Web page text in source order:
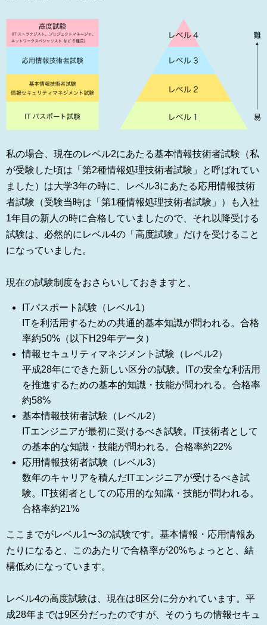
私の場合、現在のレベル2にあたる基本情報技術者試験（私
が受験した頃は「第2種情報処理技術者試験」と呼ばれてい
ました）は大学3年の時に、レベル3にあたる応用情報技術
者試験（受験当時は「第1種情報処理技術者試験」）も入社
1年目の新人の時に合格していましたので、それ以降受ける
試験は、必然的にレベル4の「高度試験」だけを受けること
になっていました。
現在の試験制度をおさらいしておきますと、
ITパスポート試験（レベル1）
ITを利活用するための共通的基本知識が問われる。合格
率約50%（以下H29年データ）
情報セキュリティマネジメント試験（レベル2）
平成28年にできた新しい区分の試験。ITの安全な利活用
を推進するための基本的知識・技能が問われる。合格率
約58%
基本情報技術者試験（レベル2）
ITエンジニアが最初に受けるべき試験。IT技術者として
の基本的な知識・技能が問われる。合格率約22%
応用情報技術者試験（レベル3）
数年のキャリアを積んだITエンジニアが受けるべき試
験。IT技術者としての応用的な知識・技能が問われる。
合格率約21%
ここまでがレベル1〜3の試験です。基本情報・応用情報あ
たりになると、このあたりで合格率が20%ちょっとと、結
構低めになっています。
レベル4の高度試験は、現在は8区分に分かれています。平
成28年までは9区分だったのですが、そのうちの情報セキュ